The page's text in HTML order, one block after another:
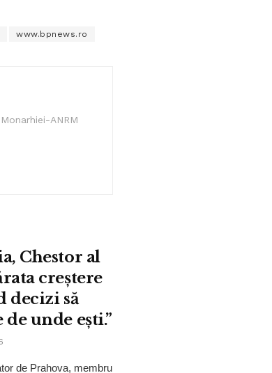
www.bpnews.ro
ANRM
Chestor al
creștere
decizi să
unde ești.”
de Prahova, membru